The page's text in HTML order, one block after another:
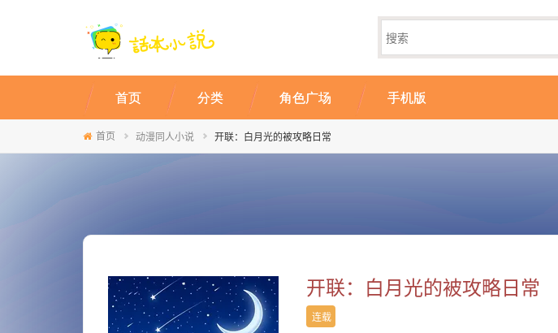
首页 分类 角色广场 手机版
首页 动漫同人小说 开联：白月光的被攻略日常
开联：白月光的被攻略日常
连载